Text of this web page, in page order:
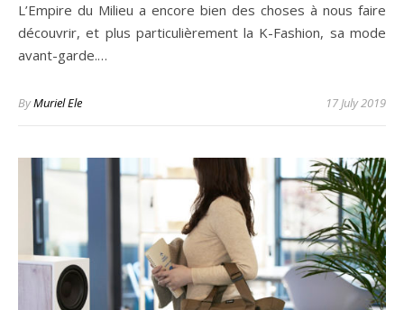
L’Empire du Milieu a encore bien des choses à nous faire
découvrir, et plus particulièrement la K-Fashion, sa mode
avant-garde.…
ByMuriel Ele 17 July 2019